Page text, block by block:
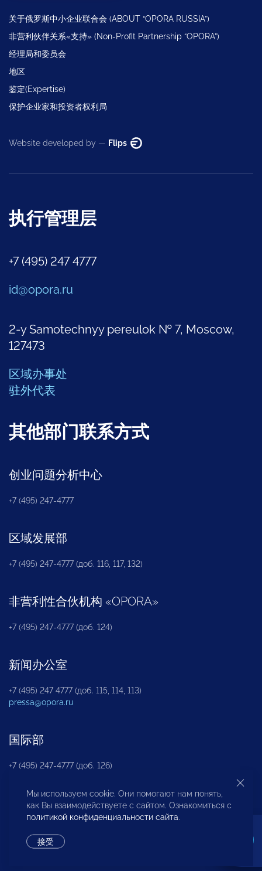
关于俄罗斯中小企业联合会 (ABOUT “OPORA RUSSIA”)
非营利伙伴关系«支持» (Non-Profit Partnership “OPORA”)
经理局和委员会
地区
鉴定(Expertise)
保护企业家和投资者权利局
Website developed by — Flips
执行管理层
+7 (495) 247 4777
id@opora.ru
2-y Samotechnyy pereulok № 7, Moscow,
127473
区域办事处
驻外代表
其他部门联系方式
创业问题分析中心
+7 (495) 247-4777
区域发展部
+7 (495) 247-4777 (доб. 116, 117, 132)
非营利性合伙机构 «OPORA»
+7 (495) 247-4777 (доб. 124)
新闻办公室
+7 (495) 247 4777 (доб. 115, 114, 113)
pressa@opora.ru
国际部
+7 (495) 247-4777 (доб. 126)
商投权益保护部
Мы используем cookie. Они помогают нам понять,
как Вы взаимодействуете с сайтом. Ознакомиться с
политикой конфиденциальности сайта.
接受